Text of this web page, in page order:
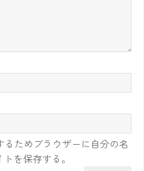
ためブラウザーに自分の名
を保存する。